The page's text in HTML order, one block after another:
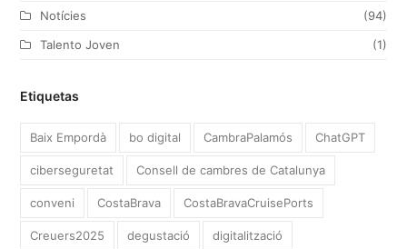
Notícies
(94)
Talento Joven
(1)
Etiquetas
Baix Empordà bo digital CambraPalamós ChatGPT
ciberseguretat Consell de cambres de Catalunya
conveni CostaBrava CostaBravaCruisePorts
Creuers2025 degustació digitalització